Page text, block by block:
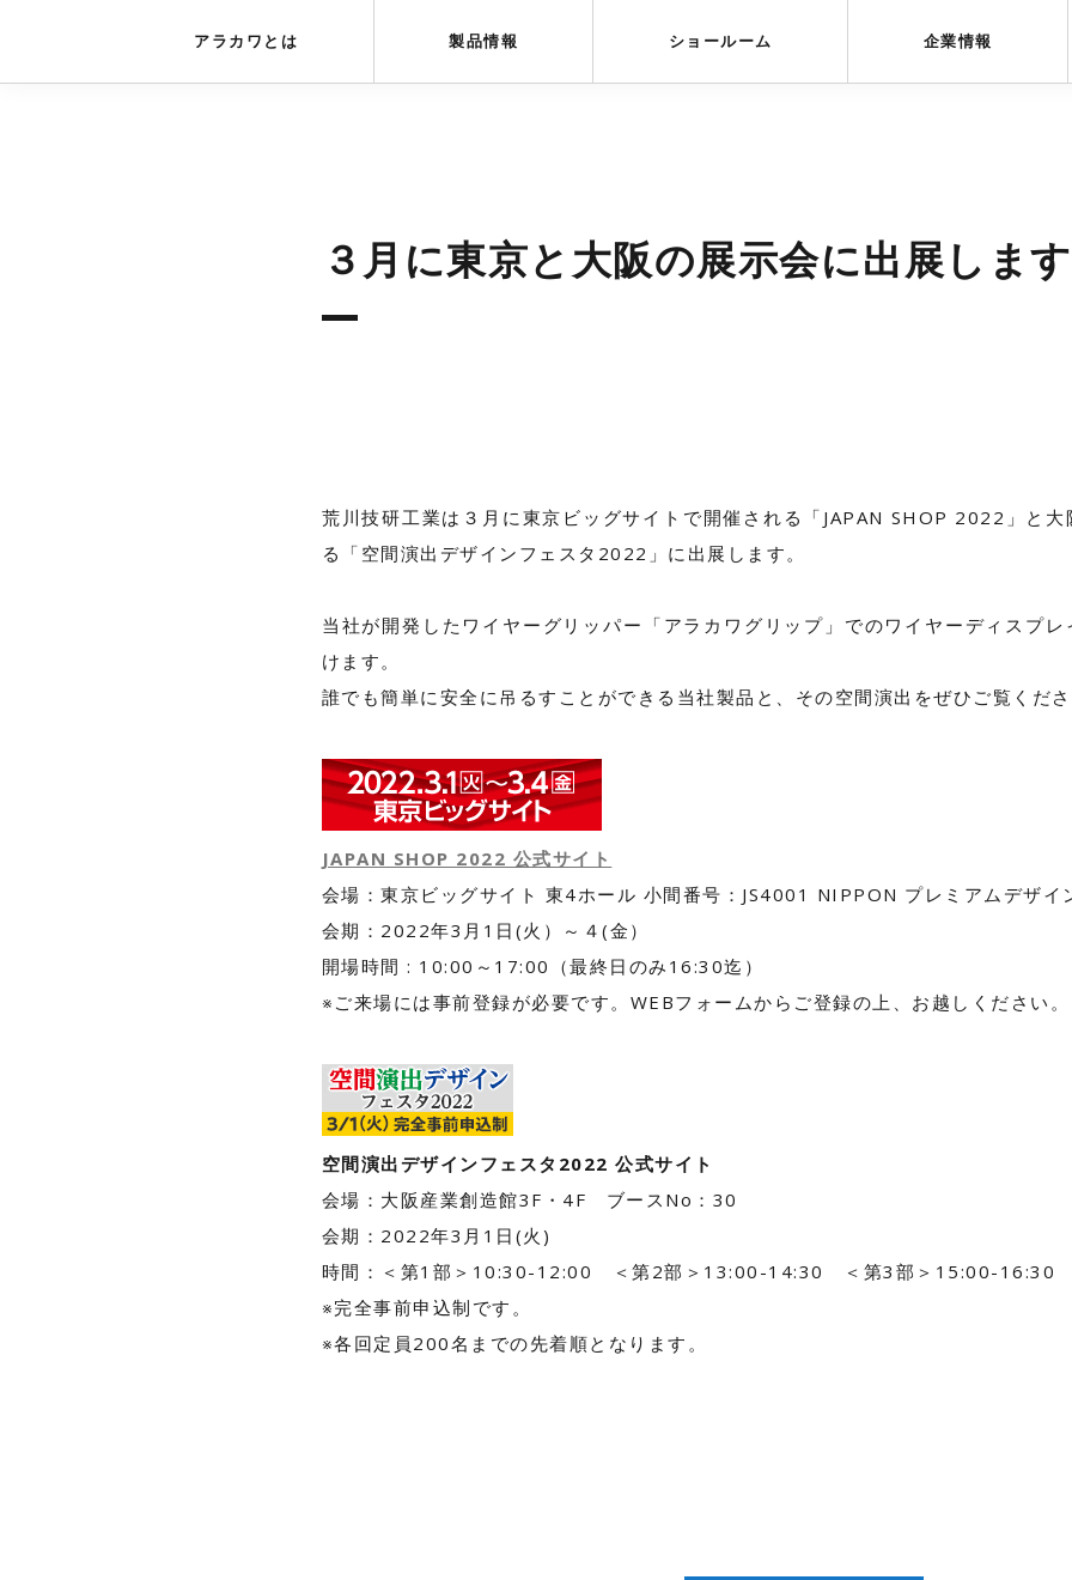
アラカワとは 製品情報
ショールーム
企業情報
３月に東京と大阪の展示会に出展しま
荒川技研工業は３月に東京ビッグサイトで開催される「JAPAN SHOP 2022」と
る「空間演出デザインフェスタ2022」に出展します。
当社が開発したワイヤーグリッパー「アラカワグリップ」でのワイヤーディスプ
けます。
誰でも簡単に安全に吊るすことができる当社製品と、その空間演出をぜひご覧くだ
JAPAN SHOP 2022 公式サイト
会場：東京ビッグサイト 東4ホール 小間番号：JS4001 NIPPON プレミアムデザイ
会期：2022年3月1日(火）～４(金）
開場時間 : 10:00～17:00（最終日のみ16:30迄）
※ご来場には事前登録が必要です。WEBフォームからご登録の上、お越しください。
空間演出デザインフェスタ2022 公式サイト
会場：大阪産業創造館3F・4F ブースNo：30
会期：2022年3月1日(火)
時間：＜第1部＞10:30-12:00 ＜第2部＞13:00-14:30 ＜第3部＞15:00-16:30
※完全事前申込制です。
※各回定員200名までの先着順となります。